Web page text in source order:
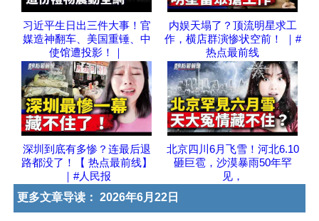
习近平生日出三件大事！官
媒造神翻车、美国重锤、中
使馆遭投影！｜
内娱天塌了？顶流明星求工
作，横店群演惨状空前！ ｜#
热点最前线
深圳到底有多惨？连最后退
路都没了！【 热点最前线】
｜#人民报
北京四川6月飞雪！河北6.10
砸巨雹，沙漠暴雨50年罕
见，
更多文章导读： 2026年6月22日